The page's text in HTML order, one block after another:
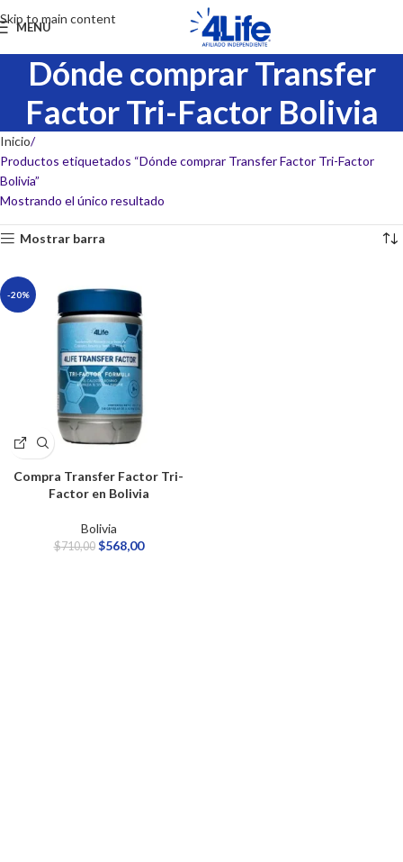
Skip to main content
MENU
Dónde comprar Transfer
Factor Tri-Factor Bolivia
Inicio
Productos etiquetados “Dónde comprar Transfer Factor Tri-Factor
Bolivia”
Mostrando el único resultado
Mostrar barra
-20%
Compra Transfer Factor Tri-
Factor en Bolivia
Bolivia
$710,00 $568,00